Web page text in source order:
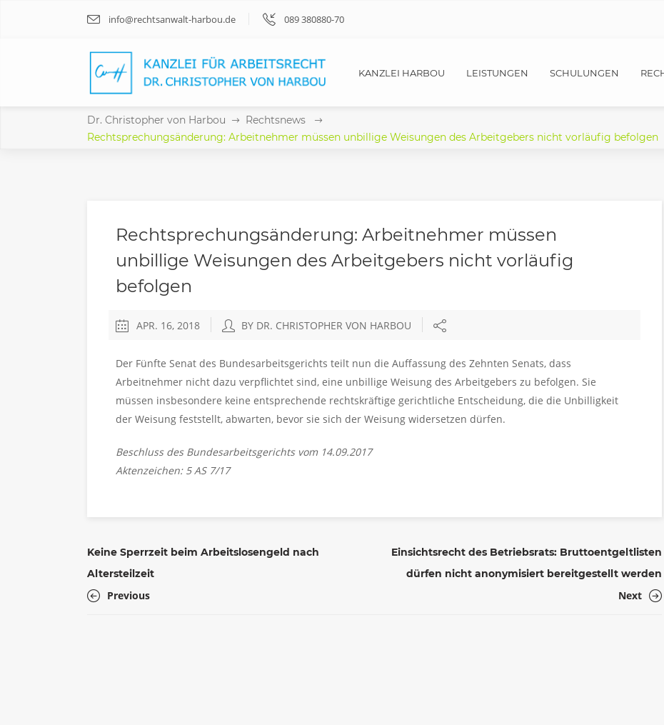
info@rechtsanwalt-harbou.de 089 380880-70
KANZLEI HARBOU LEISTUNGEN SCHULUNGEN
Dr. Christopher von Harbou
Rechtsnews
Rechtsprechungsänderung: Arbeitnehmer müssen unbillige Weisungen des Arbeitgebers nicht vorläufig befolgen
Rechtsprechungsänderung: Arbeitnehmer müssen
unbillige Weisungen des Arbeitgebers nicht vorläufig
befolgen
APR. 16, 2018 BY DR. CHRISTOPHER VON HARBOU
Der Fünfte Senat des Bundesarbeitsgerichts teilt nun die Auffassung des Zehnten Senats, dass
Arbeitnehmer nicht dazu verpflichtet sind, eine unbillige Weisung des Arbeitgebers zu befolgen. Sie
müssen insbesondere keine entsprechende rechtskräftige gerichtliche Entscheidung, die die Unbilligkeit
der Weisung feststellt, abwarten, bevor sie sich der Weisung widersetzen dürfen.
Beschluss des Bundesarbeitsgerichts vom 14.09.2017
Aktenzeichen: 5 AS 7/17
Keine Sperrzeit beim Arbeitslosengeld nach
Altersteilzeit
Previous
Einsichtsrecht des Betriebsrats: Bruttoentgeltlisten
dürfen nicht anonymisiert bereitgestellt werden
Next